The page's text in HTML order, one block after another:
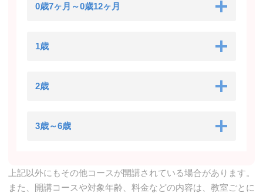
0歳7ヶ月～0歳12ヶ月
1歳
2歳
3歳～6歳
上記以外にもその他コースが開講されている場合があります。
また、開講コースや対象年齢、料金などの内容は、教室ごとに